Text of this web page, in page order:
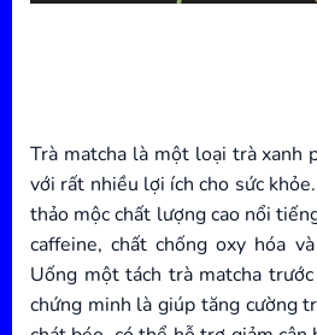
Trà matcha là một loại trà xanh
với rất nhiều lợi ích cho sức
thảo mộc chất lượng cao nổi
caffeine, chất chống oxy hóa
Uống một tách trà matcha
chứng minh là giúp tăng cường